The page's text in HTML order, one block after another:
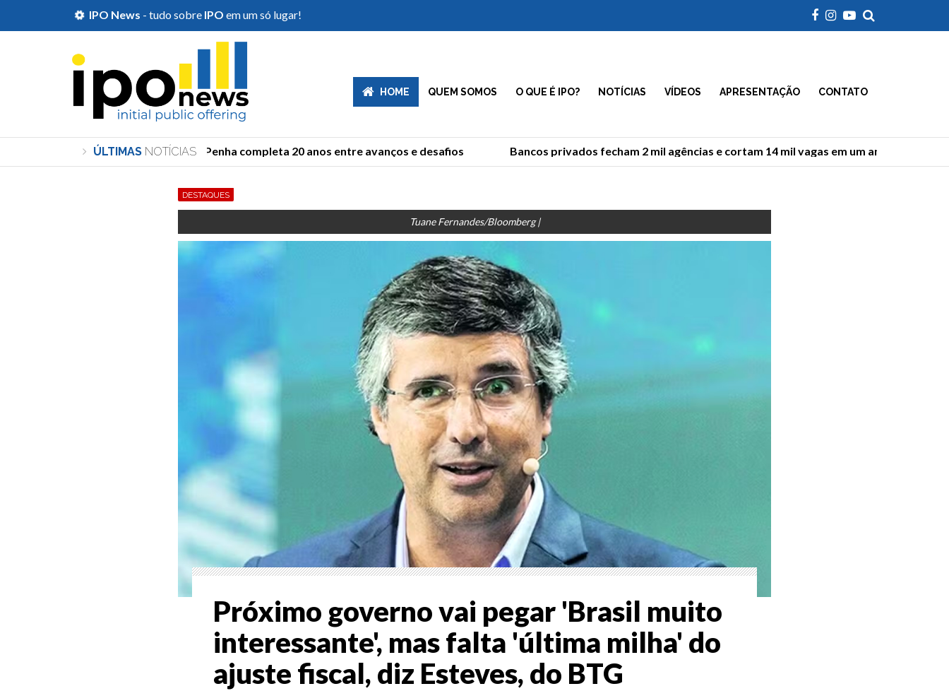
IPO News - tudo sobre IPO em um só lugar!
HOME QUEM SOMOS O QUE É IPO? NOTÍCIAS VÍDEOS APRESENTAÇÃO CONTATO
ÚLTIMAS NOTÍCIAS
Lei Maria da Penha completa 20 anos entre avanços e desafios Bancos privados fecham 2 mil agências e cortam 14 mil vagas em um ano
DESTAQUES
Tuane Fernandes/Bloomberg |
Próximo governo vai pegar 'Brasil muito
interessante', mas falta 'última milha' do
ajuste fiscal, diz Esteves, do BTG